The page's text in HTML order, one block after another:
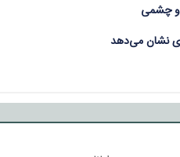
و چشمی
نشان می‌دهد